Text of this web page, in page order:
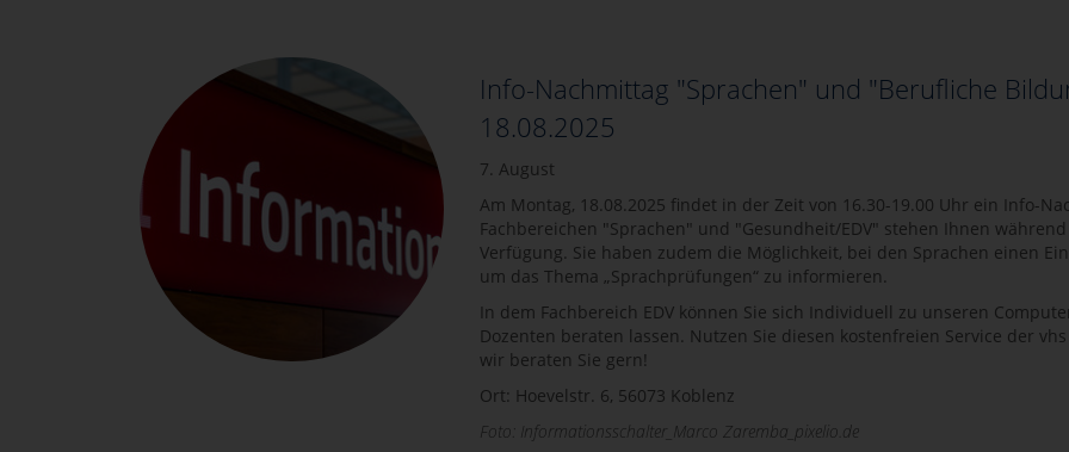
Info-Nachmittag "Sprachen" und "Berufliche
18.08.2025
7. August
Am Montag, 18.08.2025 findet in der Zeit von 16.30-19.00 Uhr ein Info-
Fachbereichen "Sprachen" und "Gesundheit/EDV" stehen Ihnen
Verfügung. Sie haben zudem die Möglichkeit, bei den Sprachen einen
um das Thema „Sprachprüfungen“ zu informieren.
In dem Fachbereich EDV können Sie sich Individuell zu unseren
Dozenten beraten lassen. Nutzen Sie diesen kostenfreien Service der
wir beraten Sie gern!
Ort: Hoevelstr. 6, 56073 Koblenz
Foto: Informationsschalter_Marco Zaremba_pixelio.de